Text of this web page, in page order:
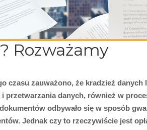
Rozważamy
czasu zauważono, że kradzież danych
przetwarzania danych, również w
odbywało się w sposób
Jednak czy to rzeczywiście jest